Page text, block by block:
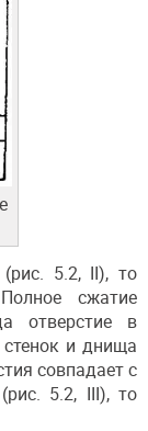
5.2, II), то
сжатие
отверстие в
и днища
совпадает с
5.2, III), то